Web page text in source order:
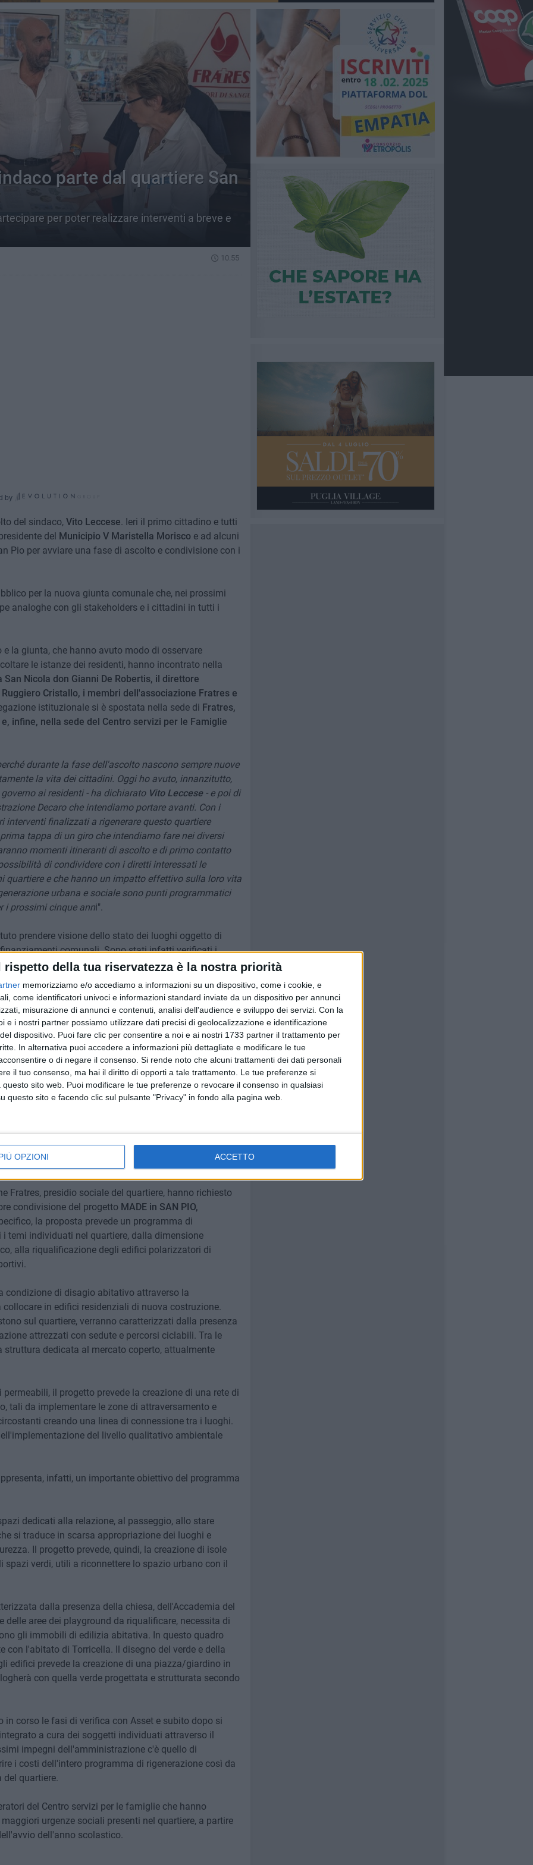
rispetto della tua riservatezza è la nostra priorità
memorizziamo e/o accediamo a informazioni su un dispositivo, come i cookie, e
come identificatori univoci e informazioni standard inviate da un dispositivo per annunci
misurazione di annunci e contenuti, analisi dell'audience e sviluppo dei servizi. Con la
e i nostri partner possiamo utilizzare dati precisi di geolocalizzazione e identificazione
dispositivo. Puoi fare clic per consentire a noi e ai nostri 1733 partner il trattamento per
In alternativa puoi accedere a informazioni più dettagliate e modificare le tue
o di negare il consenso. Si rende noto che alcuni trattamenti dei dati personali
il tuo consenso, ma hai il diritto di opporti a tale trattamento. Le tue preferenze si
sito web. Puoi modificare le tue preferenze o revocare il consenso in qualsiasi
questo sito e facendo clic sul pulsante "Privacy" in fondo alla pagina web.
OPZIONI ACCETTO
parte dal quartiere San
per poter realizzare interventi a breve e
10.55
by
del sindaco, Vito Leccese. Ieri il primo cittadino e tutti
del Municipio V Maristella Moriscoe ad alcuni
Pio per avviare una fase di ascolto e condivisione con i
per la nuova giunta comunale che, nei prossimi
analoghe con gli stakeholders e i cittadini in tutti i
la giunta, che hanno avuto modo di osservare
le istanze dei residenti, hanno incontrato nella
San Nicola don Gianni De Robertis, il direttore
Cristallo, i membri dell'associazione Fratres e
istituzionale si è spostata nella sede di Fratres,
infine, nella sede del Centro servizi per le Famiglie
durante la fase dell'ascolto nascono sempre nuove
la vita dei cittadini. Oggi ho avuto, innanzitutto,
ai residenti - ha dichiarato Vito Leccese - e poi di
Decaro che intendiamo portare avanti. Con i
finalizzati a rigenerare questo quartiere
tappa di un giro che intendiamo fare nei diversi
momenti itineranti di ascolto e di primo contatto
di condividere con i diretti interessati le
quartiere e che hanno un impatto effettivo sulla loro vita
urbana e sociale sono punti programmatici
i prossimi cinque anni".
prendere visione dello stato dei luoghi oggetto di
comunali. Sono stati infatti verificati i
comunale all'interno dell'Accediamo del
pavimentazione in linoleum dell'auditorium
scolastico), la sostituzione delle porte REI (di
antincendio differente) e il montaggio di una porta
la custodia di strumenti musicali - e le componenti
di climatizzazione nelle aule didattiche e
e la sostituzione dei vecchi corpi illuminanti con nuovi
inerente il Programma innovativo nazionale per la
sulla qualificazione dello spazio pubblico e del verde
dei presidi di prossimità cui la comunità potrà fare
formative e creative.
Fratres, presidio sociale del quartiere, hanno richiesto
condivisione del progetto MADE in SAN PIO,
la proposta prevede un programma di
temi individuati nel quartiere, dalla dimensione
alla riqualificazione degli edifici polarizzatori di
condizione di disagio abitativo attraverso la
in edifici residenziali di nuova costruzione.
sul quartiere, verranno caratterizzati dalla presenza
attrezzati con sedute e percorsi ciclabili. Tra le
dedicata al mercato coperto, attualmente
il progetto prevede la creazione di una rete di
tali da implementare le zone di attraversamento e
creando una linea di connessione tra i luoghi.
del livello qualitativo ambientale
infatti, un importante obiettivo del programma
dedicati alla relazione, al passeggio, allo stare
si traduce in scarsa appropriazione dei luoghi e
Il progetto prevede, quindi, la creazione di isole
verdi, utili a riconnettere lo spazio urbano con il
dalla presenza della chiesa, dell'Accademia del
delle aree dei playground da riqualificare, necessita di
gli immobili di edilizia abitativa. In questo quadro
con l'abitato di Torricella. Il disegno del verde e della
edifici prevede la creazione di una piazza/giardino in
con quella verde progettata e strutturata secondo
corso le fasi di verifica con Asset e subito dopo si
a cura dei soggetti individuati attraverso il
impegni dell'amministrazione c'è quello di
i costi dell'intero programma di rigenerazione così da
del quartiere.
del Centro servizi per le famiglie che hanno
urgenze sociali presenti nel quartiere, a partire
dell'anno scolastico.